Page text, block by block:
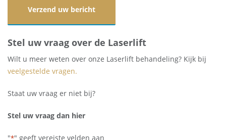
Stel uw vraag over de Laserlift
Wilt u meer weten over onze Laserlift behandeling? Kijk bij
veelgestelde vragen.
Staat uw vraag er niet bij?
Stel uw vraag dan hier
"*" geeft vereiste velden aan